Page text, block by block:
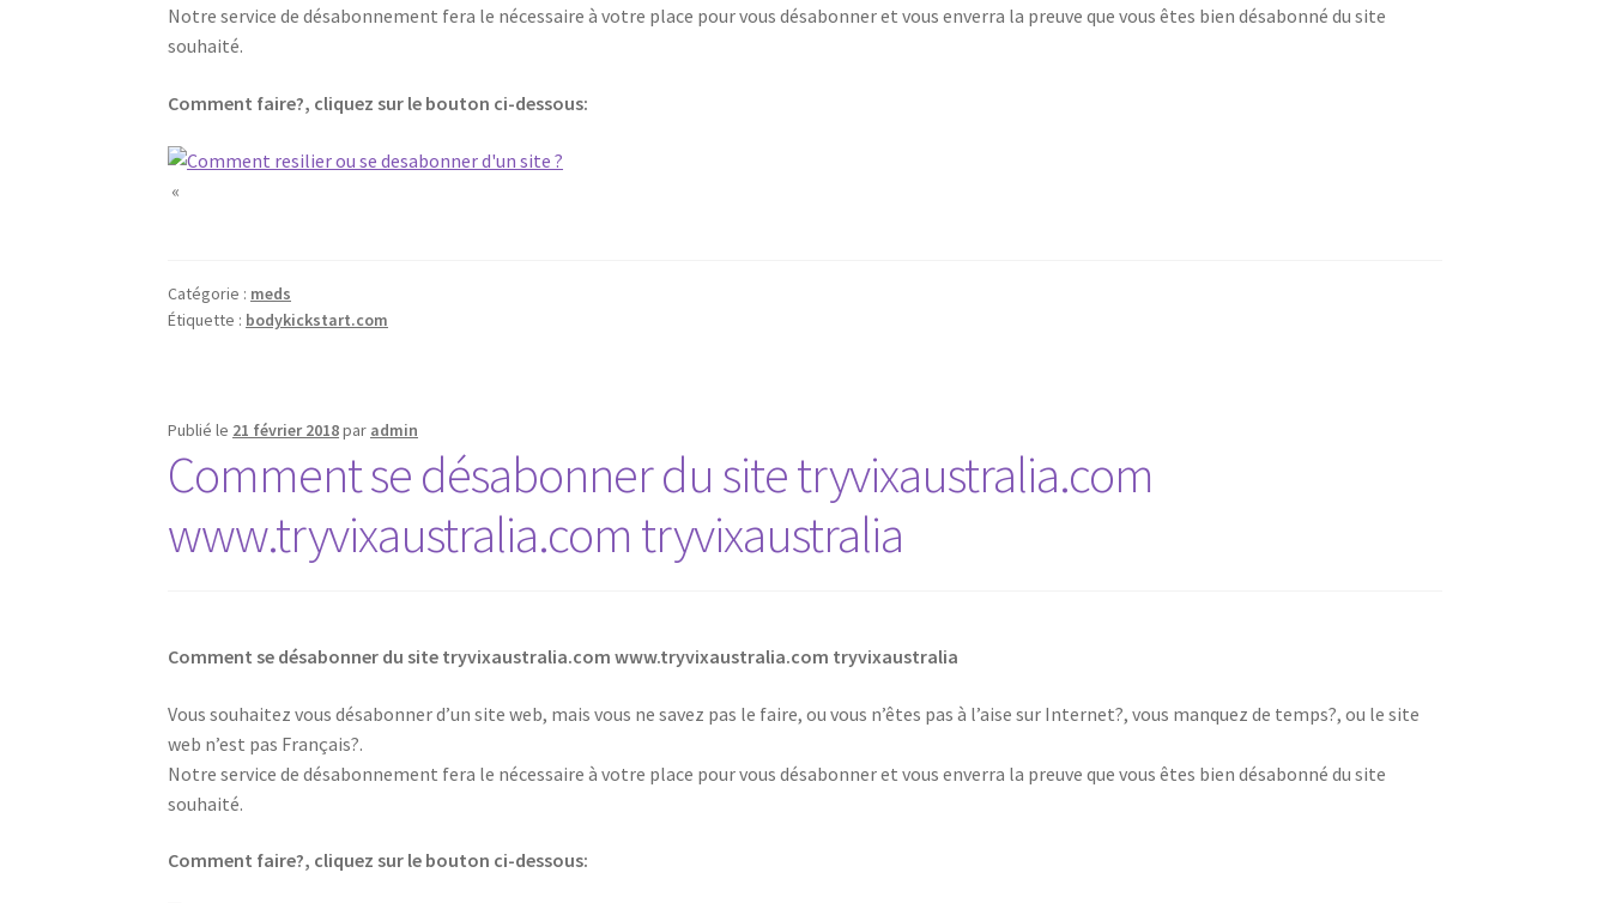
Notre service de désabonnement fera le nécessaire à votre place pour vous désabonner et vous enverra la preuve que vous êtes bien désabonné du site
souhaité.
Comment faire?, cliquez sur le bouton ci-dessous:
repliki Rolex
«
Catégorie : meds
Étiquette : bodykickstart.com
Publié le 21 février 2018par admin
Comment se désabonner du site tryvixaustralia.com
www.tryvixaustralia.com tryvixaustralia
Comment se désabonner du site tryvixaustralia.com www.tryvixaustralia.com tryvixaustralia
Vous souhaitez vous désabonner d’un site web, mais vous ne savez pas le faire, ou vous n’êtes pas à l’aise sur Internet?, vous manquez de temps?, ou le site
web n’est pas Français?.
Notre service de désabonnement fera le nécessaire à votre place pour vous désabonner et vous enverra la preuve que vous êtes bien désabonné du site
souhaité.
Comment faire?, cliquez sur le bouton ci-dessous: